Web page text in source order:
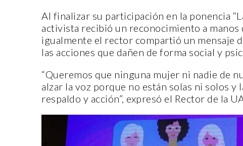
Al finalizar su participación en la ponencia
activista recibió un reconocimiento a manos
igualmente el rector compartió un mensaje
las acciones que dañen de forma social y
“Queremos que ninguna mujer ni nadie de
alzar la voz porque no están solas ni solos
respaldo y acción”, expresó el Rector de la
ENTORNO VERDE
SELECCIONAN A GANADORES
DEL OCTAVO CONCURSO DE
LA SUSTENTABILIDAD”
15 noviembre, 2022